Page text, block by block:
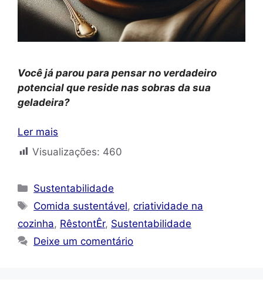
Você já parou para pensar no verdadeiro
potencial que reside nas sobras da sua
geladeira?
Ler mais
Visualizações: 460
Categorias
Sustentabilidade
Tags
Comida sustentável,criatividade na
cozinha, RêstontÊr, Sustentabilidade
Deixe um comentário